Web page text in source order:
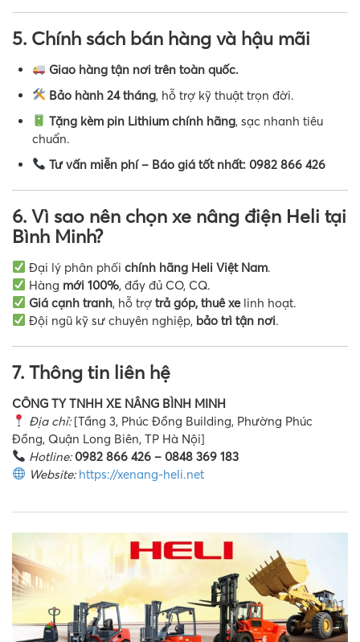
5. Chính sách bán hàng và hậu mãi
Giao hàng tận nơi trên toàn quốc.
Bảo hành 24 tháng, hỗ trợ kỹ thuật trọn đời.
Tặng kèm pin Lithium chính hãng, sạc nhanh tiêu
chuẩn.
Tư vấn miễn phí – Báo giá tốt nhất: 0982 866 426
6. Vì sao nên chọn xe nâng điện Heli tại
Bình Minh?
Đại lý phân phốichính hãng Heli Việt Nam.
Hàng mới 100%, đầy đủ CO, CQ.
Giá cạnh tranh, hỗ trợtrả góp, thuê xelinh hoạt.
Đội ngũ kỹ sư chuyên nghiệp, bảo trì tận nơi.
7. Thông tin liên hệ
CÔNG TY TNHH XE NÂNG BÌNH MINH
Địa chỉ:[Tầng 3, Phúc Đồng Building, Phường Phúc
Đồng, Quận Long Biên, TP Hà Nội]
Hotline: 0982 866 426 – 0848 369 183
Website: https://xenang-heli.net